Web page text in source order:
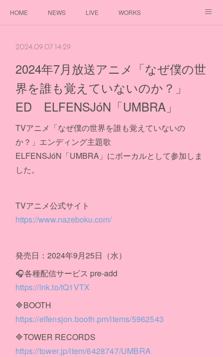
HOME NEWS LIVE WORKS
2024.09.07 14:29
2024年7月放送アニメ「なぜ僕の世
界を誰も覚えていないのか？」
ED ELFENSJóN「UMBRA」
TVアニメ「なぜ僕の世界を誰も覚えていないの
か？」エンディング主題歌
ELFENSJóN「UMBRA」にボーカルとして参加しま
した。
TVアニメ公式サイト
https://www.nazeboku.com/
発売日：2024年9月25日（水）
🎧各種配信サービス pre-add
https://lnk.to/tQ1VTX
🔷BOOTH
https://elfensjon.booth.pm/items/5962543
🔷TOWER RECORDS
https://tower.jp/item/6428747/UMBRA